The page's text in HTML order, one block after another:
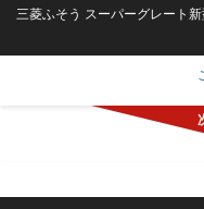
三菱ふそう スーパーグレート